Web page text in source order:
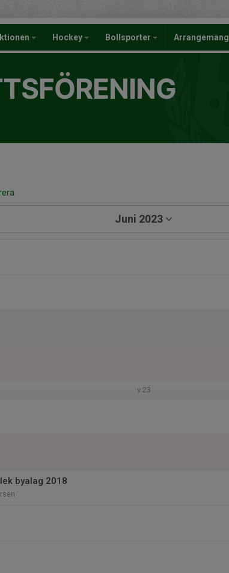
Hockey Bollsporter Arrangemang
Juni 2023
v.23
byalag 2018